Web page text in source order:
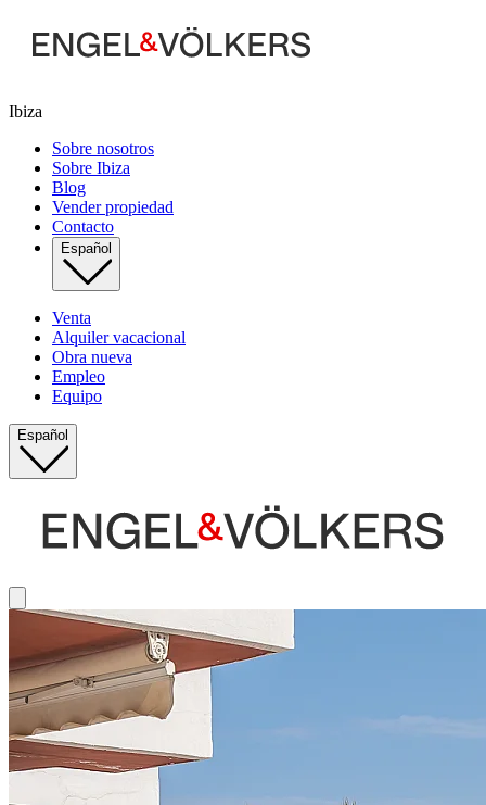
Ibiza
Sobre nosotros
Sobre Ibiza
Blog
Vender propiedad
Contacto
Español
Venta
Alquiler vacacional
Obra nueva
Empleo
Equipo
Español